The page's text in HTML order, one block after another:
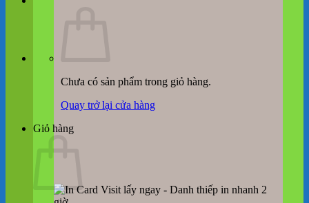
Chưa có sản phẩm trong giỏ hàng.
Quay trở lại cửa hàng
Giỏ hàng